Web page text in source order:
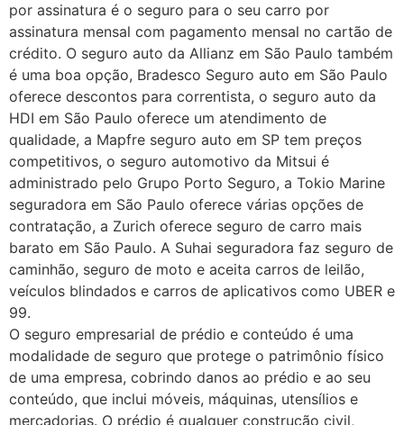
por assinatura é o seguro para o seu carro por
assinatura mensal com pagamento mensal no cartão de
crédito. O seguro auto da Allianz em São Paulo também
é uma boa opção, Bradesco Seguro auto em São Paulo
oferece descontos para correntista, o seguro auto da
HDI em São Paulo oferece um atendimento de
qualidade, a Mapfre seguro auto em SP tem preços
competitivos, o seguro automotivo da Mitsui é
administrado pelo Grupo Porto Seguro, a Tokio Marine
seguradora em São Paulo oferece várias opções de
contratação, a Zurich oferece seguro de carro mais
barato em São Paulo. A Suhai seguradora faz seguro de
caminhão, seguro de moto e aceita carros de leilão,
veículos blindados e carros de aplicativos como UBER e
99.
O seguro empresarial de prédio e conteúdo é uma
modalidade de seguro que protege o patrimônio físico
de uma empresa, cobrindo danos ao prédio e ao seu
conteúdo, que inclui móveis, máquinas, utensílios e
mercadorias. O prédio é qualquer construção civil,